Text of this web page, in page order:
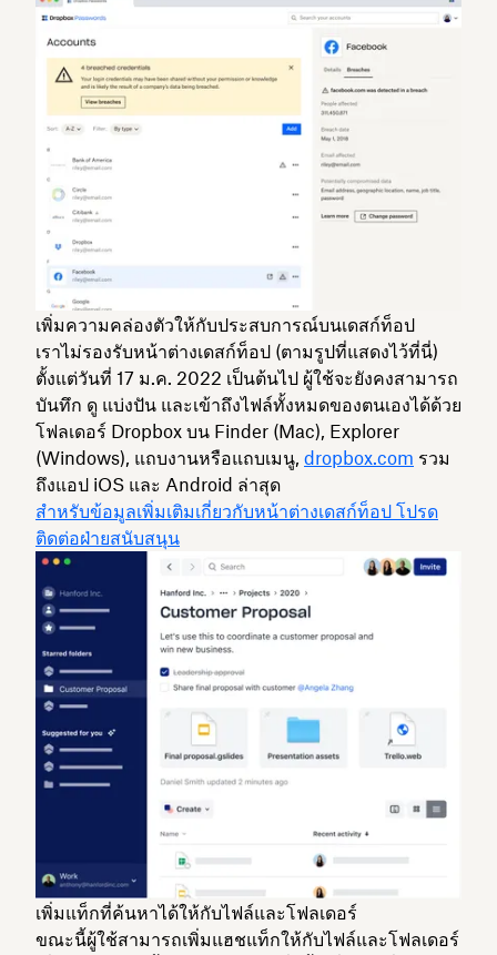
เพิ่มความคล่องตัวให้กับประสบการณ์บนเดสก์ท็อป
เราไม่รองรับหน้าต่างเดสก์ท็อป (ตามรูปที่แสดงไว้ที่นี่)
ตั้งแต่วันที่ 17 ม.ค. 2022 เป็นต้นไป ผู้ใช้จะยังคงสามารถ
บันทึก ดู แบ่งปัน และเข้าถึงไฟล์ทั้งหมดของตนเองได้ด้วย
โฟลเดอร์ Dropbox บน Finder (Mac), Explorer
(Windows), แถบงานหรือแถบเมนู, dropbox.com รวม
ถึงแอป iOS และ Android ล่าสุด
สำหรับข้อมูลเพิ่มเติมเกี่ยวกับหน้าต่างเดสก์ท็อป โปรด
ติดต่อฝ่ายสนับสนุน
เพิ่มแท็กที่ค้นหาได้ให้กับไฟล์และโฟลเดอร์
ขณะนี้ผู้ใช้สามารถเพิ่มแฮชแท็กให้กับไฟล์และโฟลเดอร์